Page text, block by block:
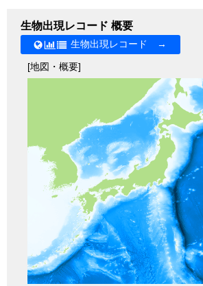
生物出現レコード 概要
生物出現レコード →
[地図・概要]